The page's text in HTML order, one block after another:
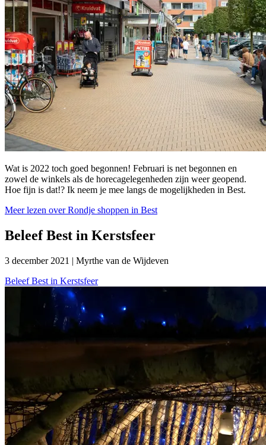
Wat is 2022 toch goed begonnen! Februari is net begonnen en
zowel de winkels als de horecagelegenheden zijn weer geopend.
Hoe fijn is dat!? Ik neem je mee langs de mogelijkheden in Best.
Meer lezen over Rondje shoppen in Best
Beleef Best in Kerstsfeer
3 december 2021 | Myrthe van de Wijdeven
Beleef Best in Kerstsfeer